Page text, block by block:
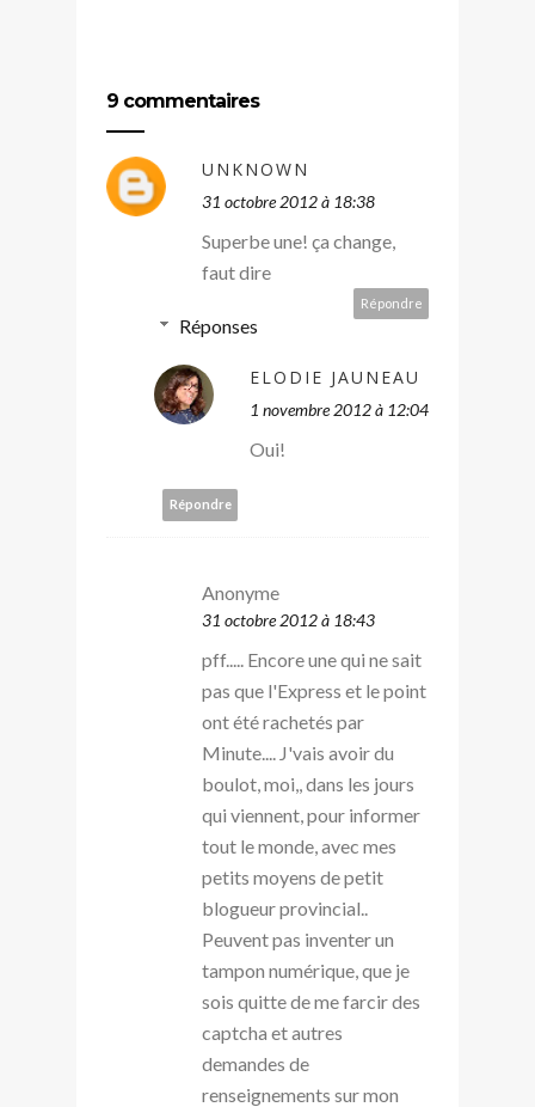
9 commentaires
UNKNOWN
31 octobre 2012 à 18:38
Superbe une! ça change,
faut dire
Répondre
Réponses
ELODIE JAUNEAU
1 novembre 2012 à 12:04
Oui!
Répondre
Anonyme
31 octobre 2012 à 18:43
pff..... Encore une qui ne sait
pas que l'Express et le point
ont été rachetés par
Minute.... J'vais avoir du
boulot, moi,, dans les jours
qui viennent, pour informer
tout le monde, avec mes
petits moyens de petit
blogueur provincial..
Peuvent pas inventer un
tampon numérique, que je
sois quitte de me farcir des
captcha et autres
demandes de
renseignements sur mon